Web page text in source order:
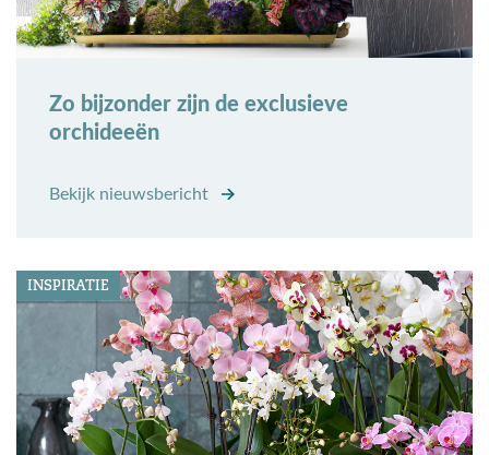
Zo bijzonder zijn de exclusieve
orchideeën
Bekijk nieuwsbericht
INSPIRATIE